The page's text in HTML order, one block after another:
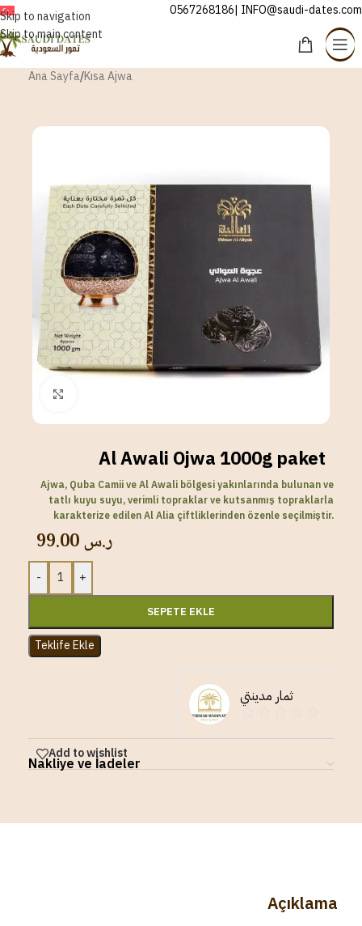
Skip to navigation
Skip to main content
TÜRKÇE 0567268186| INFO@saudi-dates.com
Ana Sayfa/Kısa Ajwa
Al Awali Ojwa 1000g paket
Ajwa, Quba Camii ve Al Awali bölgesi yakınlarında bulunan ve
tatlı kuyu suyu, verimli topraklar ve kutsanmış topraklarla
karakterize edilen Al Alia çiftliklerinden özenle seçilmiştir.
ر.س
- +
SEPETE EKLE
Teklife Ekle
ثمار مدينتي
Add to wishlist
Nakliye ve İadeler
Açıklama